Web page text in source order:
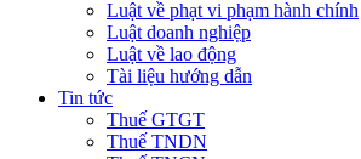
Luật về phạt vi phạm hành chính
Luật doanh nghiệp
Luật về lao động
Tài liệu hướng dẫn
Tin tức
Thuế GTGT
Thuế TNDN